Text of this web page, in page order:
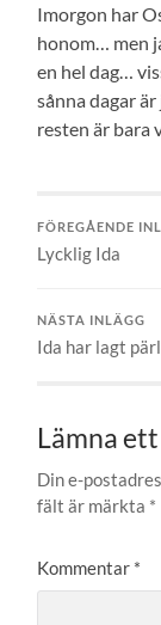
Imorgon har
honom… men
en hel dag…
sånna dagar
resten är bara
FÖREGÅENDE
Lycklig Ida
NÄSTA INLÄGG
Ida har lagt
Lämna
Din e-
fält är märkta *
Kommentar *